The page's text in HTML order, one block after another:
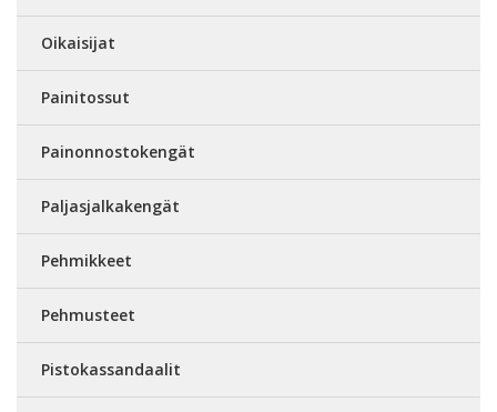
Oikaisijat
Painitossut
Painonnostokengät
Paljasjalkakengät
Pehmikkeet
Pehmusteet
Pistokassandaalit